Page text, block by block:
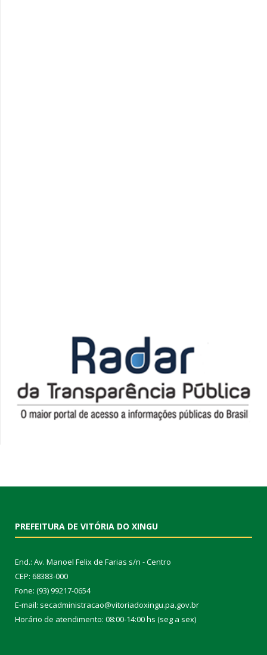
PREFEITURA DE VITÓRIA DO XINGU
End.: Av. Manoel Felix de Farias s/n - Centro
CEP: 68383-000
Fone: (93) 99217-0654
E-mail: secadministracao@vitoriadoxingu.pa.gov.br
Horário de atendimento: 08:00-14:00 hs (seg a sex)